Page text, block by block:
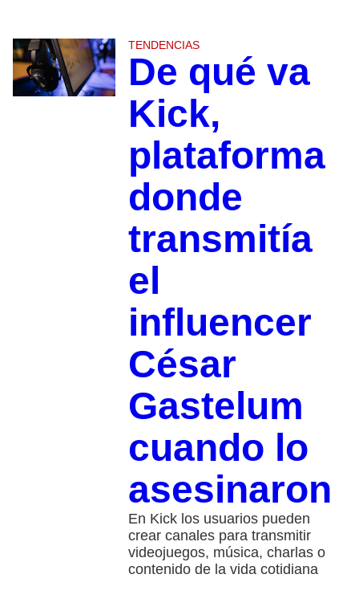
TENDENCIAS
De qué va
Kick,
plataforma
donde
transmitía
el
influencer
César
Gastelum
cuando lo
asesinaron
En Kick los usuarios pueden
crear canales para transmitir
videojuegos, música, charlas o
contenido de la vida cotidiana